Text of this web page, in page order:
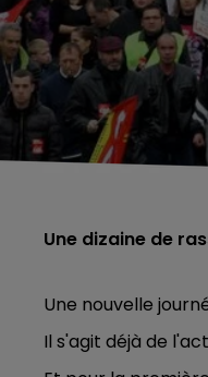
Une dizaine de
Une nouvelle
Il s'agit déjà de